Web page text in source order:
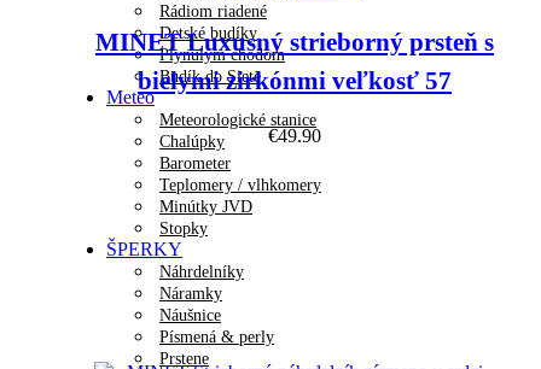
Rádiom riadené
Detské budíky
Plynulým chodom
Budík do Siete
Meteo
Meteorologické stanice
Chalúpky
Barometer
Teplomery / vlhkomery
Minútky JVD
Stopky
ŠPERKY
Náhrdelníky
Náramky
Náušnice
Písmená & perly
Prstene
MINET Luxusný strieborný prsteň s
bielymi zirkónmi veľkosť 57
€49.90